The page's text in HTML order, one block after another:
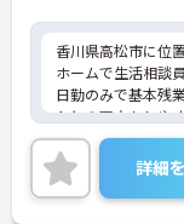
香川県高松市に位
ホームで生活相談
日勤のみで基本残
トとの両立もしや
詳細